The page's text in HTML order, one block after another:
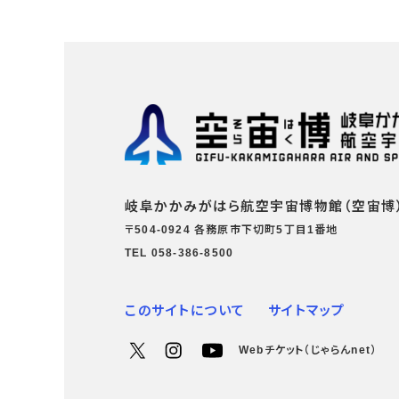
岐阜かかみがはら航空宇宙博物館（空宙博
〒504-0924 各務原市下切町5丁目1番地
TEL 058-386-8500
このサイトについて サイトマップ
Webチケット（じゃらんnet）